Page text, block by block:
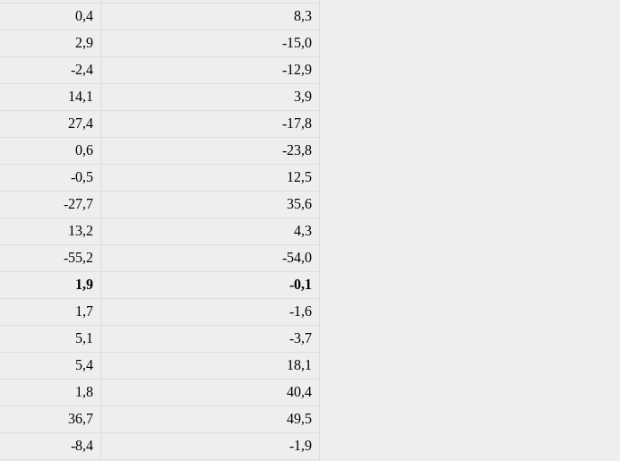
0,4
8,3
2,9
-15,0
-2,4
-12,9
14,1
3,9
27,4
-17,8
0,6
-23,8
-0,5
12,5
-27,7
35,6
13,2
4,3
-55,2
-54,0
1,9
-0,1
1,7
-1,6
5,1
-3,7
5,4
18,1
1,8
40,4
36,7
49,5
-8,4
-1,9